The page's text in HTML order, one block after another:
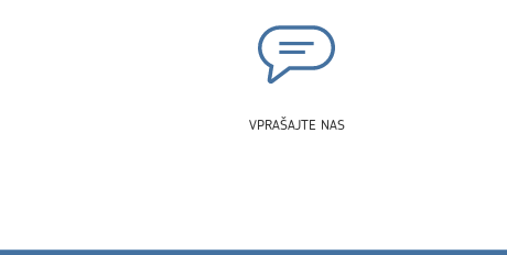
VPRAŠAJTE NAS